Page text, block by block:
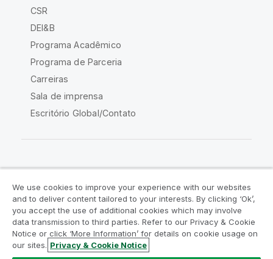
CSR
DEI&B
Programa Acadêmico
Programa de Parceria
Carreiras
Sala de imprensa
Escritório Global/Contato
Acordos legais
Termos do produto
Legal Policies
Políticas Legais
Termos de uso
Marcas comerciais
We use cookies to improve your experience with our websites
and to deliver content tailored to your interests. By clicking ‘Ok’,
you accept the use of additional cookies which may involve
data transmission to third parties. Refer to our Privacy & Cookie
Notice or click ‘More Information’ for details on cookie usage on
our sites. Privacy & Cookie Notice